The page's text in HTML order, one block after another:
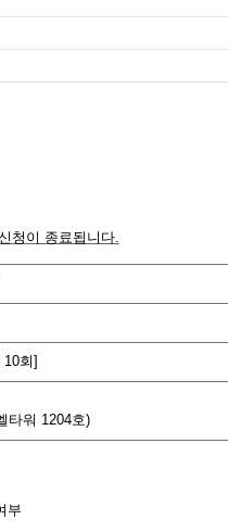
청이 종료됩니다.
회]
타워 1204호)
부